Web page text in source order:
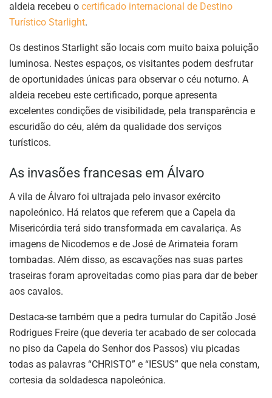
aldeia recebeu o certificado internacional de Destino
Turístico Starlight.
Os destinos Starlight são locais com muito baixa poluição
luminosa. Nestes espaços, os visitantes podem desfrutar
de oportunidades únicas para observar o céu noturno. A
aldeia recebeu este certificado, porque apresenta
excelentes condições de visibilidade, pela transparência e
escuridão do céu, além da qualidade dos serviços
turísticos.
As invasões francesas em Álvaro
A vila de Álvaro foi ultrajada pelo invasor exército
napoleónico. Há relatos que referem que a Capela da
Misericórdia terá sido transformada em cavalariça. As
imagens de Nicodemos e de José de Arimateia foram
tombadas. Além disso, as escavações nas suas partes
traseiras foram aproveitadas como pias para dar de beber
aos cavalos.
Destaca-se também que a pedra tumular do Capitão José
Rodrigues Freire (que deveria ter acabado de ser colocada
no piso da Capela do Senhor dos Passos) viu picadas
todas as palavras “CHRISTO” e “IESUS” que nela constam,
cortesia da soldadesca napoleónica.